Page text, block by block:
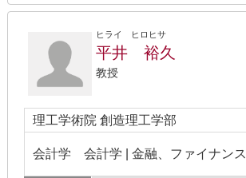
ヒライ ヒロヒサ
平井 裕久
教授
理工学術院 創造理工学部
会計学 会計学 | 金融、ファイナンス